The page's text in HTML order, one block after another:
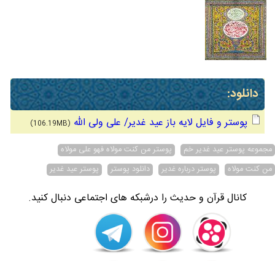
دانلود:
پوستر و فایل لایه باز عید غدیر/ علی ولی الله (106.19MB)
مجموعه پوستر عید غدیر خم
پوستر من کنت مولاه فهو علی مولاه
من کنت مولاه
پوستر درباره غدیر دانلود پوستر پوستر عید غدیر
کانال قرآن و حدیث را درشبکه های اجتماعی دنبال کنید.